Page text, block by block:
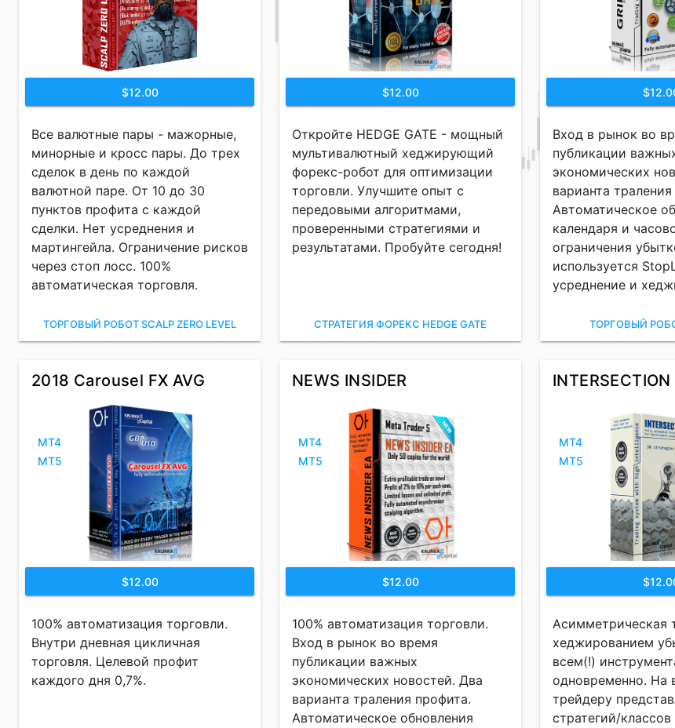
$12.00
Все валютные пары - мажорные,
минорные и кросс пары. До трех
сделок в день по каждой
валютной паре. От 10 до 30
пунктов профита с каждой
сделки. Нет усреднения и
мартингейла. Ограничение рисков
через стоп лосс. 100%
автоматическая торговля.
ТОРГОВЫЙ РОБОТ SCALP ZERO LEVEL
$12.00
Откройте HEDGE GATE - мощный
мультивалютный хеджирующий
форекс-робот для оптимизации
торговли. Улучшите опыт с
передовыми алгоритмами,
проверенными стратегиями и
результатами. Пробуйте сегодня!
СТРАТЕГИЯ ФОРЕКС HEDGE GATE
Вход в рынок во
публикации
экономических
варианта
Автоматическое
календаря и
ограничения
используется
усреднение и
ТОРГОВЫЙ
2018 Carousel FX AVG
MT4
MT5
$12.00
100% автоматизация торговли.
Внутри дневная цикличная
торговля. Целевой профит
каждого дня 0,7%.
NEWS INSIDER
MT4
MT5
$12.00
100% автоматизация торговли.
Вход в рынок во время
публикации важных
экономических новостей. Два
варианта траления профита.
Автоматическое обновления
INTERSECTION
MT4
MT5
Асимметрическая
хеджированием
всем(!)
одновременно. На
трейдеру
стратегий/классов